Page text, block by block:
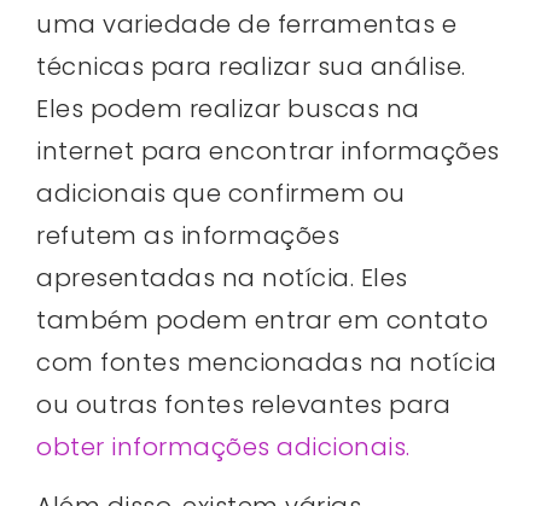
uma variedade de ferramentas e
técnicas para realizar sua análise.
Eles podem realizar buscas na
internet para encontrar informações
adicionais que confirmem ou
refutem as informações
apresentadas na notícia. Eles
também podem entrar em contato
com fontes mencionadas na notícia
ou outras fontes relevantes para
obter informações adicionais.